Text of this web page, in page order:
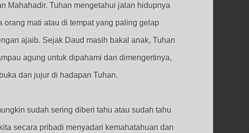
Mahahadir. Tuhan mengetahui jalan hidupnya
mati atau di tempat yang paling gelap
ajaib. Sejak Daud masih bakal anak, Tuhan
agung untuk dipahami dan dimengertinya,
dan jujur di hadapan Tuhan.
sudah sering diberi tahu atau sudah tahu
secara pribadi menyadari kemahatahuan dan